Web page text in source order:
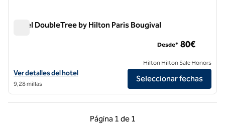
Hotel DoubleTree by Hilton Paris Bougival
Ver detalles del hotel DoubleTree by Hilton Paris Bougival
Ver detalles del hotel
9,28 millas
Desde* 80€
Hilton Hilton Sale Honors
Seleccionar fechas
Página 1 de 1
Página anterior, 1 de 1
Página 1 de 1